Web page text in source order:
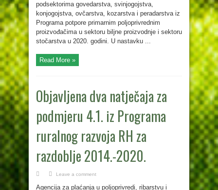
podsektorima govedarstva, svinjogojstva,
konjogojstva, ovčarstva, kozarstva i peradarstva iz
Programa potpore primarnim poljoprivrednim
proizvođačima u sektoru biljne proizvodnje i sektoru
stočarstva u 2020. godini. U nastavku ...
Read More »
Objavljena dva natječaja za
podmjeru 4.1. iz Programa
ruralnog razvoja RH za
razdoblje 2014.-2020.
Leave a comment
Agencija za plaćanja u poljoprivredi, ribarstvu i